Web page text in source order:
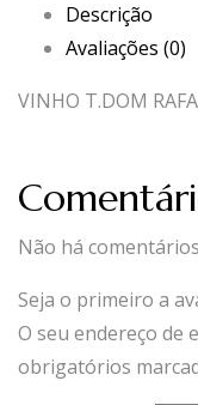
Descrição
Avaliações (0)
VINHO T.DOM
Não há
Seja o primeiro a
O seu endereço de
obrigatórios